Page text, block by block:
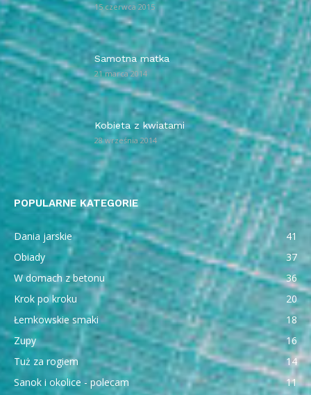
15 czerwca 2015
Samotna matka
21 marca 2014
Kobieta z kwiatami
28 września 2014
POPULARNE KATEGORIE
Dania jarskie
41
Obiady
37
W domach z betonu
36
Krok po kroku
20
Łemkowskie smaki
18
Zupy
16
Tuż za rogiem
14
Sanok i okolice - polecam
11